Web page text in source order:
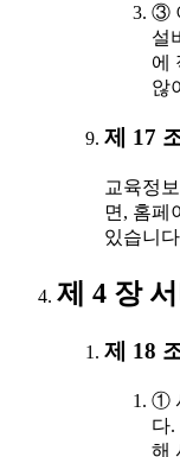
③
설
에
않
제 17
교육정
면, 홈페
있습니
제 4 장
제 18
①
다.
해